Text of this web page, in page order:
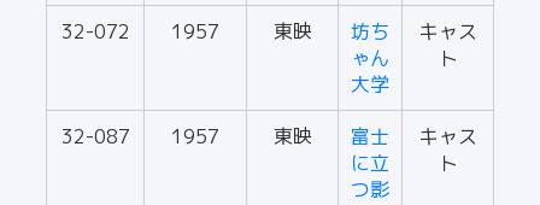
32-072 1957 東映
坊ち
ゃん
大学
キャス
ト
32-087 1957 東映
富士
に立
つ影
キャス
ト